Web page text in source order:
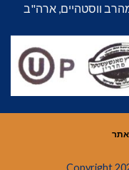
ווסטהיים, ארה"ב
Copyright